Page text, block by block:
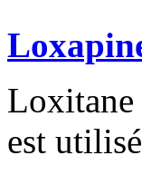
Loxitane
est